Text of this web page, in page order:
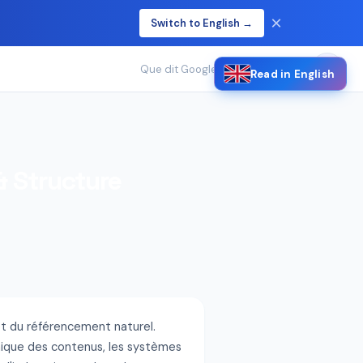
Switch to English → ×
Que dit Google sur le SEO ? / 🔍
du référencement naturel.
des contenus, les systèmes